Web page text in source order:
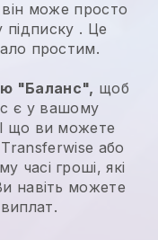
може просто
. Це
простим.
"Баланс", щоб
є у вашому
що ви можете
або
часі гроші, які
навіть можете